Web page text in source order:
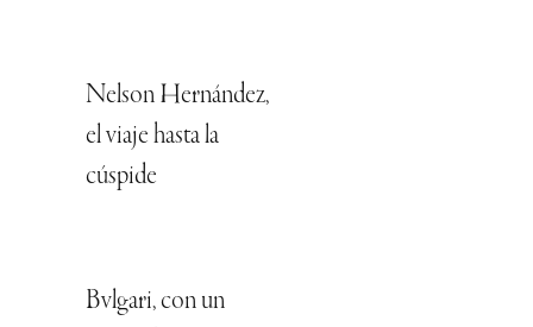
Nelson Hernández,
el viaje hasta la
cúspide
Bvlgari, con un